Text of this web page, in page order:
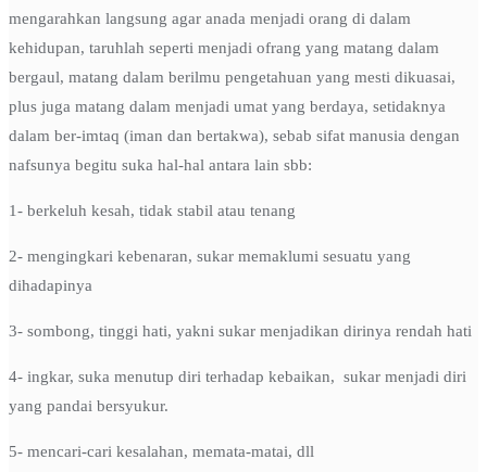
mengarahkan langsung agar anada menjadi orang di dalam
kehidupan, taruhlah seperti menjadi ofrang yang matang dalam
bergaul, matang dalam berilmu pengetahuan yang mesti dikuasai,
plus juga matang dalam menjadi umat yang berdaya, setidaknya
dalam ber-imtaq (iman dan bertakwa), sebab sifat manusia dengan
nafsunya begitu suka hal-hal antara lain sbb:
1- berkeluh kesah, tidak stabil atau tenang
2- mengingkari kebenaran, sukar memaklumi sesuatu yang
dihadapinya
3- sombong, tinggi hati, yakni sukar menjadikan dirinya rendah hati
4- ingkar, suka menutup diri terhadap kebaikan, sukar menjadi diri
yang pandai bersyukur.
5- mencari-cari kesalahan, memata-matai, dll